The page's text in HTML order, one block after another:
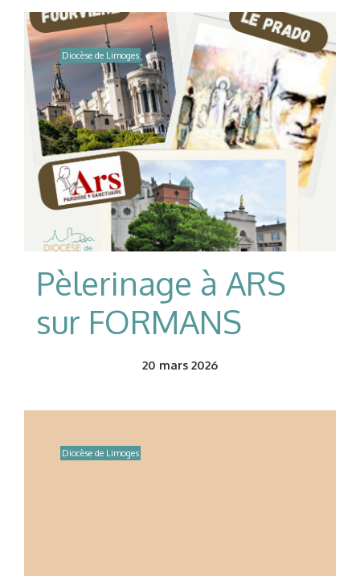
Diocèse de Limoges
Pèlerinage à ARS
sur FORMANS
20 mars 2026
Diocèse de Limoges